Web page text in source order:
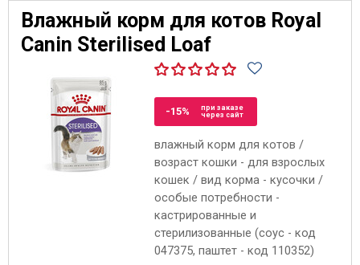
Влажный корм для котов Royal
Canin Sterilised Loaf
-15%
при заказе
через сайт
влажный корм для котов /
возраст кошки - для взрослых
кошек / вид корма - кусочки /
особые потребности -
кастрированные и
стерилизованные (соус - код
047375, паштет - код 110352)